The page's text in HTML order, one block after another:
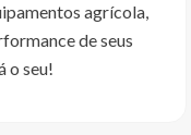
agrícola,
de seus
o seu!